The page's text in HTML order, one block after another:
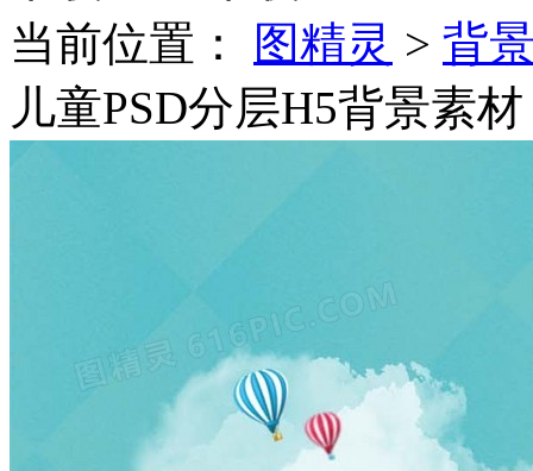
当前位置：
图精灵 > 背
儿童PSD分层H5背景素材